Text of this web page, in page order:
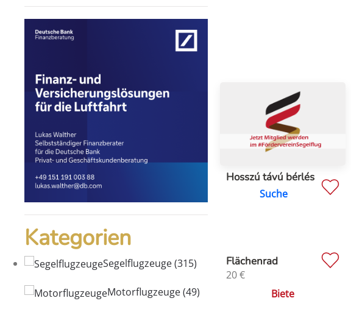
Kategorien
Segelflugzeuge(315)
Motorflugzeuge(49)
Hosszú távú bérlés
Suche
Flächenrad
20€
Biete